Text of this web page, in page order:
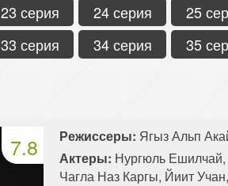
23 серия 24 серия 25
33 серия 34 серия 35
7.8 Режиссеры: Ягыз Альп
Актеры: Нургюль
Чагла Наз Каргы, Йиит